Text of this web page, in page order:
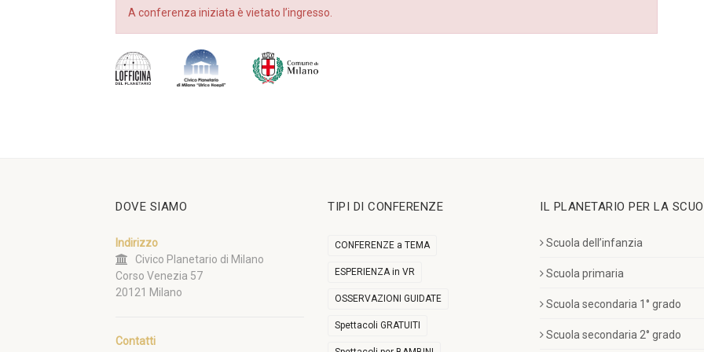
A conferenza iniziata è vietato l’ingresso.
DOVE SIAMO
Indirizzo
Civico Planetario di Milano
Corso Venezia 57
20121 Milano
Contatti
TIPI DI CONFERENZE
CONFERENZE a TEMA
ESPERIENZA in VR
OSSERVAZIONI GUIDATE
Spettacoli GRATUITI
IL PLANETARIO PER LA
Scuola dell’infanzia
Scuola primaria
Scuola secondaria 1° grado
Scuola secondaria 2° grado